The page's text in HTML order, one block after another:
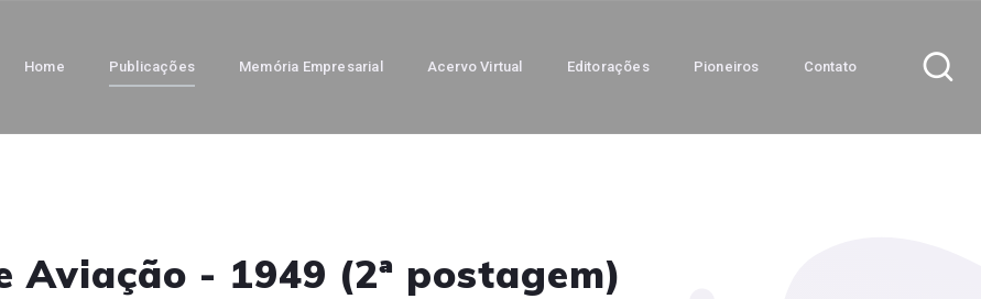
Home Publicações Memória Empresarial Acervo Virtual Editorações Pioneiros Contato
Aviação - 1949 (2ª postagem)